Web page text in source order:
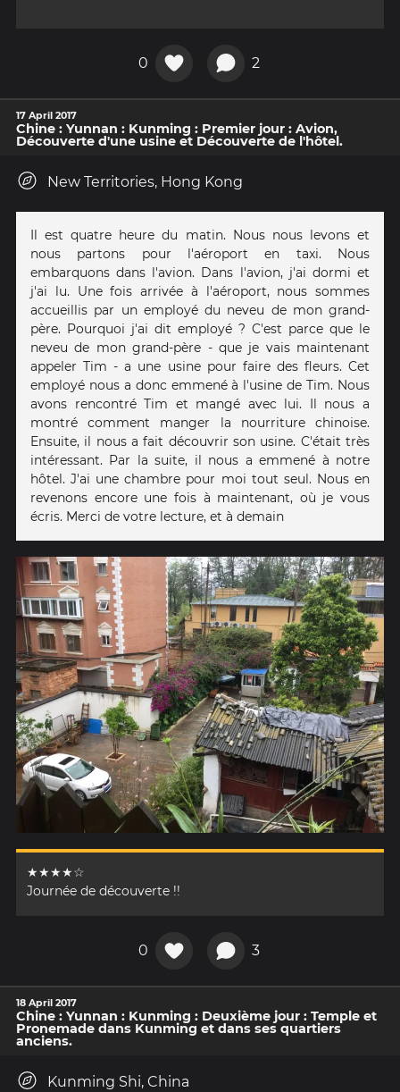
0 2
17 April 2017
Chine : Yunnan : Kunming : Premier jour : Avion,
Découverte d'une usine et Découverte de l'hôtel.
New Territories, Hong Kong
Il est quatre heure du matin. Nous nous levons et
nous partons pour l'aéroport en taxi. Nous
embarquons dans l'avion. Dans l'avion, j'ai dormi et
j'ai lu. Une fois arrivée à l'aéroport, nous sommes
accueillis par un employé du neveu de mon grand-
père. Pourquoi j'ai dit employé ? C'est parce que le
neveu de mon grand-père - que je vais maintenant
appeler Tim - a une usine pour faire des fleurs. Cet
employé nous a donc emmené à l'usine de Tim. Nous
avons rencontré Tim et mangé avec lui. Il nous a
montré comment manger la nourriture chinoise.
Ensuite, il nous a fait découvrir son usine. C'était très
intéressant. Par la suite, il nous a emmené à notre
hôtel. J'ai une chambre pour moi tout seul. Nous en
revenons encore une fois à maintenant, où je vous
écris. Merci de votre lecture, et à demain
★★★★☆
Journée de découverte !!
0 3
18 April 2017
Chine : Yunnan : Kunming : Deuxième jour : Temple et
Pronemade dans Kunming et dans ses quartiers
anciens.
Kunming Shi, China